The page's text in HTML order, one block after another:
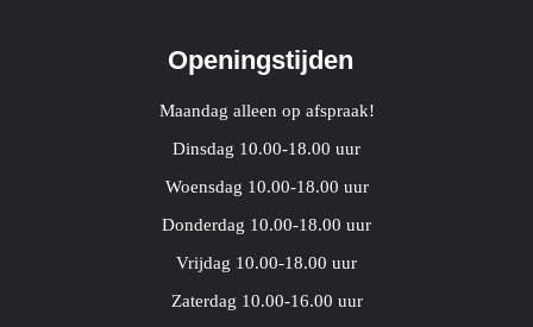
Openingstijden
Maandag alleen op afspraak!
Dinsdag 10.00-18.00 uur
Woensdag 10.00-18.00 uur
Donderdag 10.00-18.00 uur
Vrijdag 10.00-18.00 uur
Zaterdag 10.00-16.00 uur